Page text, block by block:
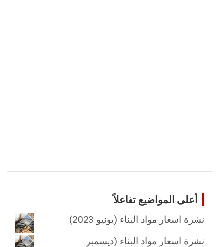
أعلى المواضيع تفاعلاً
نشرة اسعار مواد البناء (يونيو 2023)
نشرة اسعار مواد البناء (ديسمبر